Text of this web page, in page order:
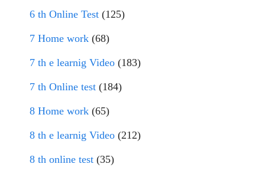
6 th Online Test (125)
7 Home work (68)
7 th e learnig Video (183)
7 th Online test (184)
8 Home work (65)
8 th e learnig Video (212)
8 th online test (35)